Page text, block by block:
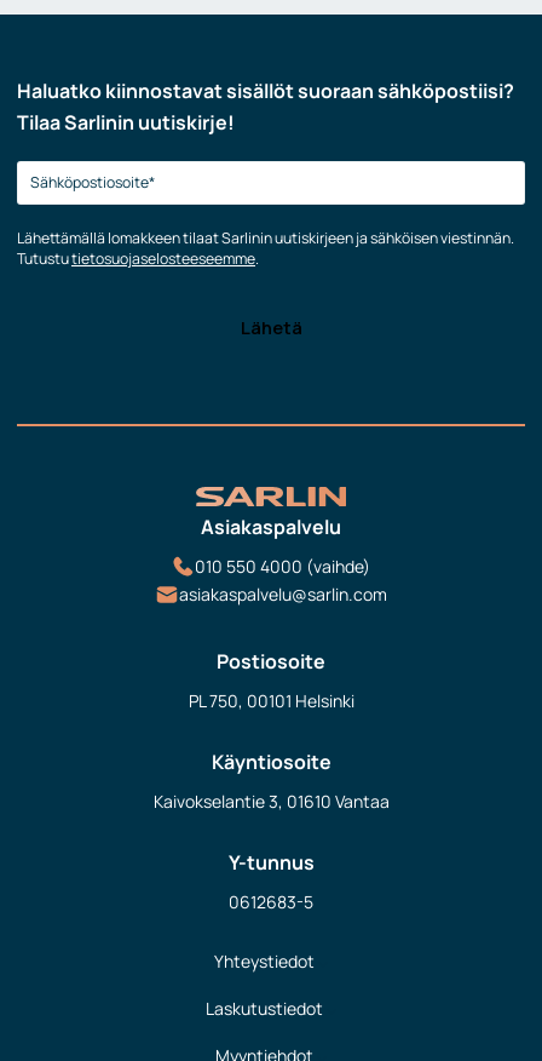
Haluatko kiinnostavat sisällöt suoraan sähköpostiisi?
Tilaa Sarlinin uutiskirje!
Lähettämällä lomakkeen tilaat Sarlinin uutiskirjeen ja sähköisen viestinnän.
Tutustutietosuojaselosteeseemme.
Asiakaspalvelu
010 550 4000 (vaihde)
asiakaspalvelu@sarlin.com
Postiosoite
PL 750, 00101 Helsinki
Käyntiosoite
Kaivokselantie 3, 01610 Vantaa
Y-tunnus
0612683-5
Yhteystiedot
Laskutustiedot
Myyntiehdot